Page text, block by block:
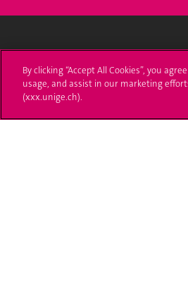
Université de
24 rue du Général-Dufour
T. +41 (0)22 379 71 11
By clicking “Accept All Cookies”, you
usage, and assist in our marketing
(xxx.unige.ch).